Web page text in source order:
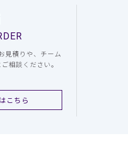
見積りや、チーム
相談ください。
こちら